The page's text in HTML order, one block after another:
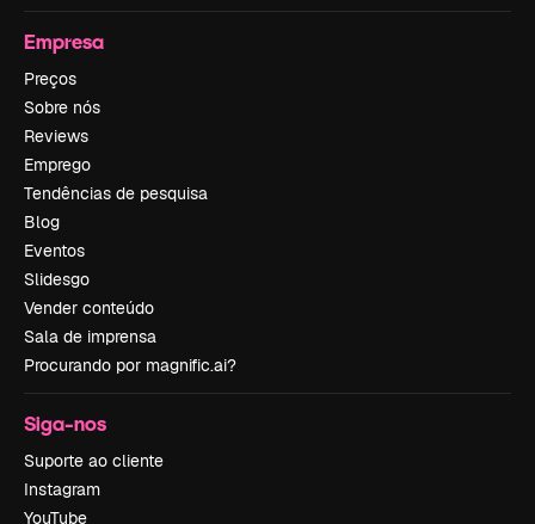
Empresa
Preços
Sobre nós
Reviews
Emprego
Tendências de pesquisa
Blog
Eventos
Slidesgo
Vender conteúdo
Sala de imprensa
Procurando por magnific.ai?
Siga-nos
Suporte ao cliente
Instagram
YouTube